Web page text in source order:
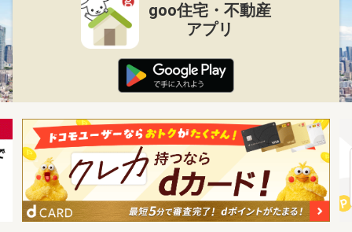
goo住宅・不動産
アプリ